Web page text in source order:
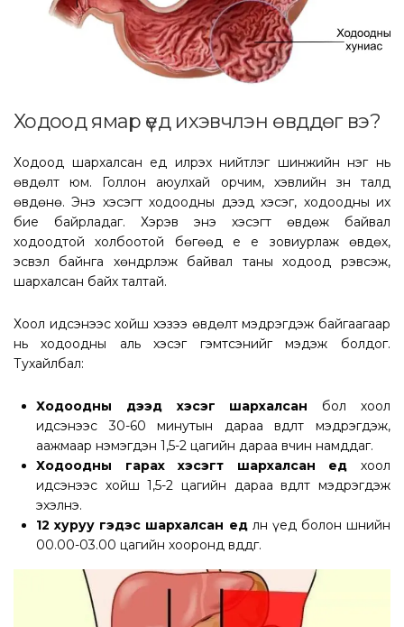
Ходоод ямар үед ихэвчлэн өвддөг вэ?
Ходоод шархалсан үед илрэх нийтлэг шинжийн нэг нь
өвдөлт юм. Голлон аюулхай орчим, хэвлийн зүүн талд
өвдөнө. Энэ хэсэгт ходоодны дээд хэсэг, ходоодны их
бие байрладаг. Хэрэв энэ хэсэгт өвдөж байвал
ходоодтой холбоотой бөгөөд үе үе зовиурлаж өвдөх,
эсвэл байнга хөндүүрлэж байвал таны ходоод үрэвсэж,
шархалсан байх талтай.
Хоол идсэнээс хойш хэзээ өвдөлт мэдрэгдэж байгаагаар
нь ходоодны аль хэсэг гэмтсэнийг мэдэж болдог.
Тухайлбал:
Ходоодны дээд хэсэг шархалсан бол хоол
идсэнээс 30-60 минутын дараа өвдөлт мэдрэгдэж,
аажмаар нэмэгдэн 1,5-2 цагийн дараа өвчин намддаг.
Ходоодны гарах хэсэгт шархалсан үед хоол
идсэнээс хойш 1,5-2 цагийн дараа өвдөлт мэдрэгдэж
эхэлнэ.
12 хуруу гэдэс шархалсан үедөлөн үед болон шөнийн
00.00-03.00 цагийн хооронд өвддөг.